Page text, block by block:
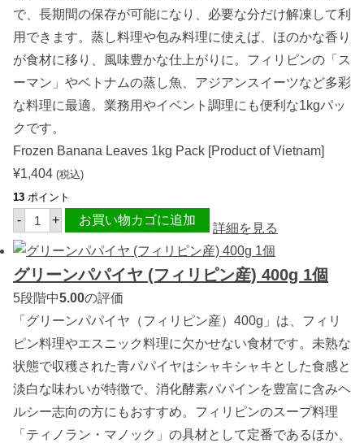
個
で、長期間の保存が可能になり、必要な分だけ解凍して利
用できます。蒸し料理や包み料理に使えば、ほのかな香り
が食材に移り、風味豊かな仕上がりに。フィリピンの「ス
ーマン」やベトナムの蒸し魚、アジアンスイーツなど多彩
な料理に最適。業務用やイベント調理にも便利な1kgパッ
クです。
Frozen Banana Leaves 1kg Pack [Product of Vietnam]
¥1,404 (税込)
13 ポイント
- 冷
凍
バ
ナ
ナ
の
葉
1
k
g
パ
ク
【
ベ
ト
ナ
ム
+ お買い物カゴに追加
詳細を見る
グリーンパパイヤ (フィリピン産) 400g 1個
5段階中5.00の評価
「グリーンパパイヤ（フィリピン産）400g」は、フィリ
ピン料理やエスニック料理に欠かせない食材です。未熟な
状態で収穫された青パパイヤはシャキシャキとした食感と
淡白な味わいが特徴で、消化酵素パパインを豊富に含みヘ
ルシー志向の方にもおすすめ。フィリピンのスープ料理
「ティノラン・マノック」の具材として定番であるほか、